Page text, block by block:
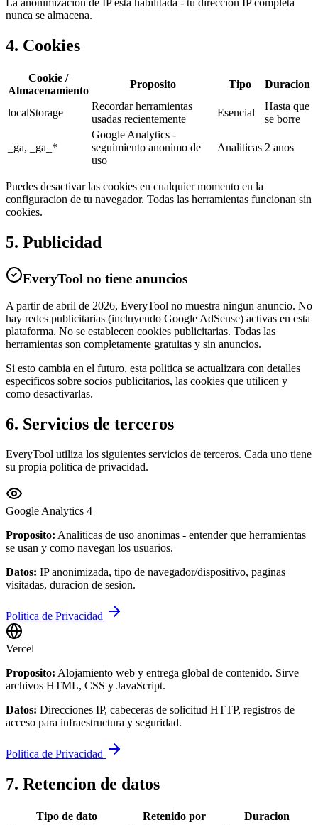
La anonimizacion de IP esta habilitada - tu direccion IP completa
nunca se almacena.
4. Cookies
Cookie /
Almacenamiento
Proposito Tipo Duracion
localStorage
Recordar herramientas
usadas recientemente
Esencial
Hasta que
se borre
_ga, _ga_*
Google Analytics -
seguimiento anonimo de
uso
Analiticas 2 anos
Puedes desactivar las cookies en cualquier momento en la
configuracion de tu navegador. Todas las herramientas funcionan sin
cookies.
5. Publicidad
EveryTool no tiene anuncios
A partir de abril de 2026, EveryTool no muestra ningun anuncio. No
hay redes publicitarias (incluyendo Google AdSense) activas en esta
plataforma. No se establecen cookies publicitarias. Todas las
herramientas son completamente gratuitas y sin anuncios.
Si esto cambia en el futuro, esta politica se actualizara con detalles
especificos sobre socios publicitarios, las cookies que utilicen y
como desactivarlas.
6. Servicios de terceros
EveryTool utiliza los siguientes servicios de terceros. Cada uno tiene
su propia politica de privacidad.
Google Analytics 4
Proposito: Analiticas de uso anonimas - entender que herramientas
se usan y como navegan los usuarios.
Datos: IP anonimizada, tipo de navegador/dispositivo, paginas
visitadas, duracion de sesion.
Politica de Privacidad
Vercel
Proposito: Alojamiento web y entrega global de contenido. Sirve
archivos HTML, CSS y JavaScript.
Datos: Direcciones IP, cabeceras de solicitud HTTP, registros de
acceso para infraestructura y seguridad.
Politica de Privacidad
7. Retencion de datos
Tipo de dato Retenido por
Duracion